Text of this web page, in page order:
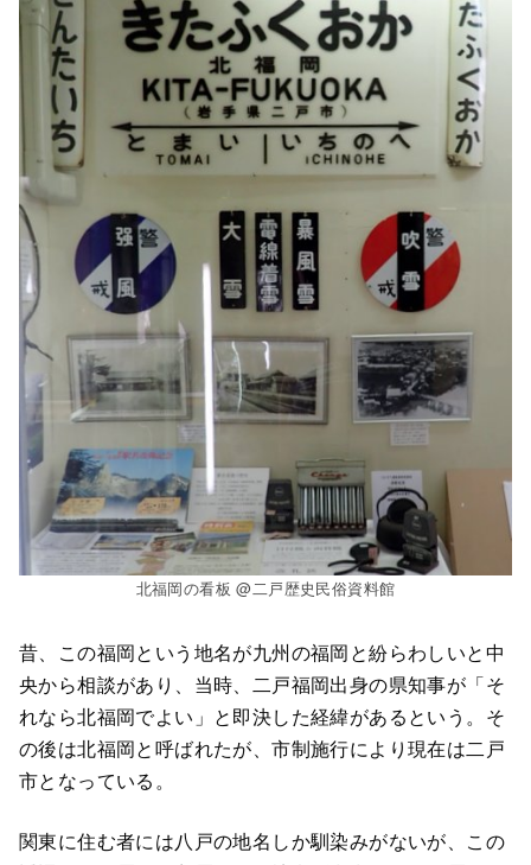
北福岡の看板 @二戸歴史民俗資料館
昔、この福岡という地名が九州の福岡と紛らわしいと中
央から相談があり、当時、二戸福岡出身の県知事が「そ
れなら北福岡でよい」と即決した経緯があるという。そ
の後は北福岡と呼ばれたが、市制施行により現在は二戸
市となっている。
関東に住む者には八戸の地名しか馴染みがないが、この